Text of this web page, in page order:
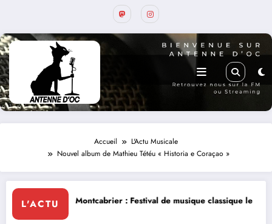
Accueil
L'Actu Musicale
Nouvel album de Mathieu Tétéu « Historia e Coraçao »
L'ACTU
: Festival de musique classique le 8 et 9 août La Thérapie